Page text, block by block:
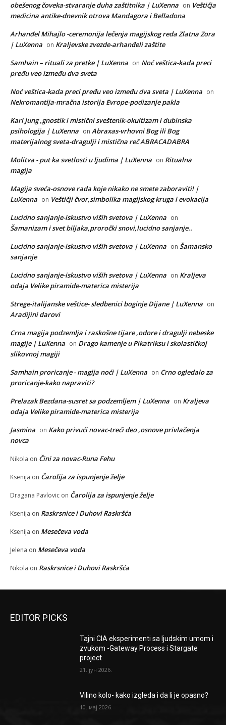
obešenog čoveka-stvaranje duha zaštitnika | LuXenna on Veštičja
medicina antike-dnevnik otrova Mandagora i Belladona
Arhanđel Mihajlo -ceremonija lečenja magijskog reda Zlatna Zora
| LuXenna on Kraljevske zvezde-arhanđeli zaštite
Samhain – rituali za pretke | LuXenna on Noć veštica-kada preci
pređu veo između dva sveta
Noć veštica-kada preci pređu veo između dva sveta | LuXenna on
Nekromantija-mračna istorija Evrope-podizanje pakla
Karl Jung ,gnostik i mistični sveštenik-okultizam i dubinska
psihologija | LuXenna on Abraxas-vrhovni Bog ili Bog
materijalnog sveta-dragulji i mistična reč ABRACADABRA
Molitva - put ka svetlosti u ljudima | LuXenna on Ritualna
magija
Magija sveća-osnove rada koje nikako ne smete zaboraviti! |
LuXenna on Veštičji čvor,simbolika magijskog kruga i evokacija
Lucidno sanjanje-iskustvo viših svetova | LuXenna on
Šamanizam i svet biljaka,proročki snovi,lucidno sanjanje..
Lucidno sanjanje-iskustvo viših svetova | LuXenna on Šamansko
sanjanje
Lucidno sanjanje-iskustvo viših svetova | LuXenna on Kraljeva
odaja Velike piramide-materica misterija
Strege-italijanske veštice- sledbenici boginje Dijane | LuXenna on
Aradijini darovi
Crna magija podzemlja i raskošne tijare ,odore i dragulji nebeske
magije | LuXenna on Drago kamenje u Pikatriksu i skolastičkoj
slikovnoj magiji
Samhain proricanje - magija noći | LuXenna on Crno ogledalo za
proricanje-kako napraviti?
Prelazak Bezdana-susret sa podzemljem | LuXenna on Kraljeva
odaja Velike piramide-materica misterija
Jasmina on Kako privući novac-treći deo ,osnove privlačenja
novca
Nikola on Čini za novac-Runa Fehu
Ksenija on Čarolija za ispunjenje želje
Dragana Pavlovic on Čarolija za ispunjenje želje
Ksenija on Raskrsnice i Duhovi Raskršća
Ksenija on Mesečeva voda
Jelena on Mesečeva voda
Nikola on Raskrsnice i Duhovi Raskršća
EDITOR PICKS
Tajni CIA eksperimenti sa ljudskim umom i
zvukom -Gateway Process i Stargate
project
21. јун 2026.
Vilino kolo- kako izgleda i da li je opasno?
10. мај 2026.